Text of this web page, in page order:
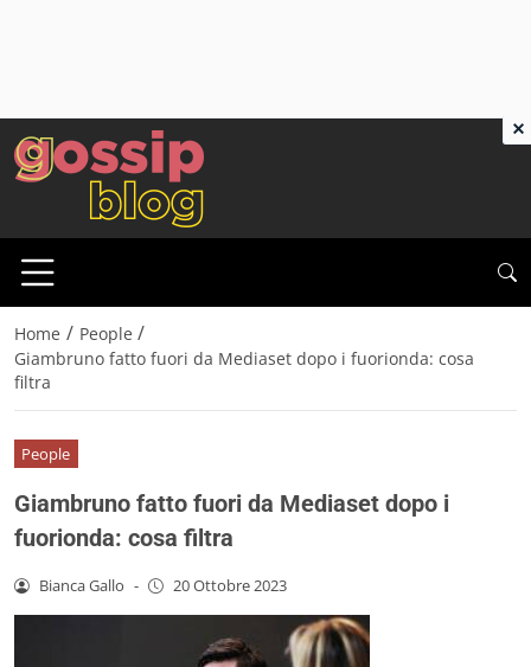
Home / People /
Giambruno fatto fuori da Mediaset dopo i fuorionda: cosa
filtra
People
Giambruno fatto fuori da Mediaset dopo i
fuorionda: cosa filtra
Bianca Gallo - 20 Ottobre 2023
×